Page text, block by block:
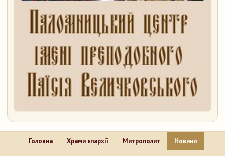
Головна Храми єпархії Митрополит Новини